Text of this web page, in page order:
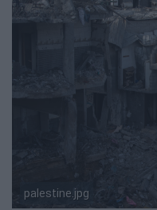
palestine.jpg
AP